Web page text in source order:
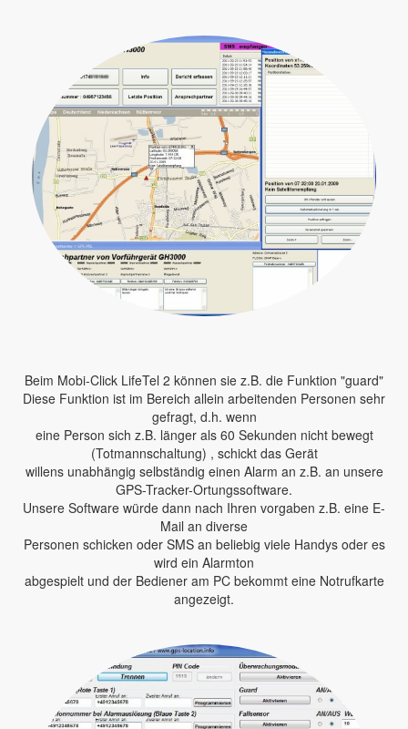
Beim Mobi-Click LifeTel 2 können sie z.B. die Funktion "guard"
Diese Funktion ist im Bereich allein arbeitenden Personen sehr
gefragt, d.h. wenn
eine Person sich z.B. länger als 60 Sekunden nicht bewegt
(Totmannschaltung) , schickt das Gerät
willens unabhängig selbständig einen Alarm an z.B. an unsere
GPS-Tracker-Ortungssoftware.
Unsere Software würde dann nach Ihren vorgaben z.B. eine E-
Mail an diverse
Personen schicken oder SMS an beliebig viele Handys oder es
wird ein Alarmton
abgespielt und der Bediener am PC bekommt eine Notrufkarte
angezeigt.